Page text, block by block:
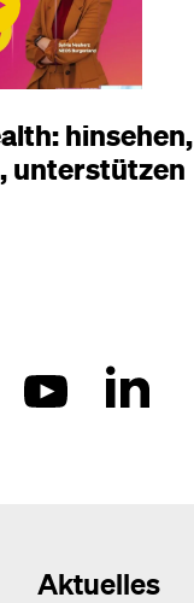
hinsehen,
unterstützen
Aktuelles